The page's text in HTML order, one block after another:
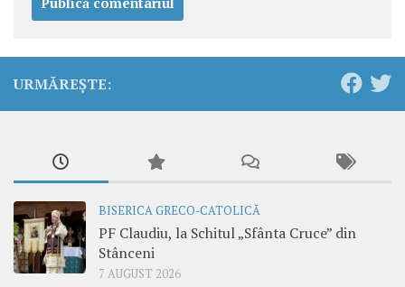
URMĂREȘTE:
BISERICA GRECO-CATOLICĂ
PF Claudiu, la Schitul „Sfânta Cruce” din
Stânceni
7 AUGUST 2026